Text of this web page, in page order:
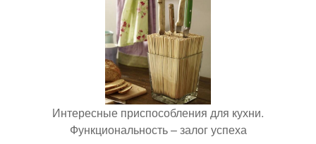
Интересные приспособления для кухни.
Функциональность – залог успеха